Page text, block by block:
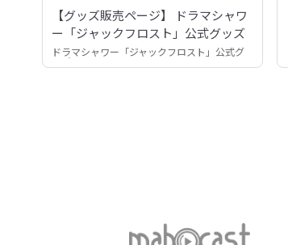
【グッズ販売ページ】 ドラマシャワ
ー「ジャックフロスト」公式グッズ
ドラマシャワー「ジャックフロスト」公式グ
ッズ